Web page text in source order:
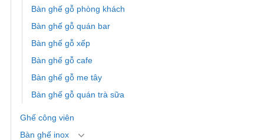
Bàn ghế gỗ phòng khách
Bàn ghế gỗ quán bar
Bàn ghế gỗ xếp
Bàn ghế gỗ cafe
Bàn ghế gỗ me tây
Bàn ghế gỗ quán trà sữa
Ghế công viên
Bàn ghế inox